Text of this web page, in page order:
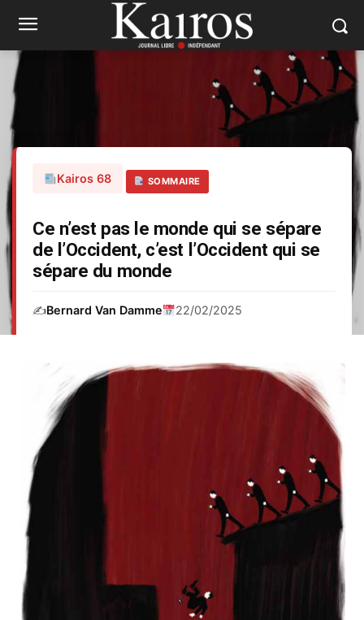
Kairos 68 SOMMAIRE
Ce n’est pas le monde qui se sépare
de l’Occident, c’est l’Occident qui se
sépare du monde
✍️Bernard Van Damme 22/02/2025